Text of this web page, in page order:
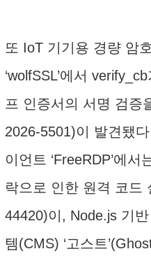
또 IoT 기기용 경량 암
‘wolfSSL’에서
프 인증서의 서명 검증
2026-5501)이 발견됐
이언트 ‘FreeRDP’에
락으로 인한 원격 코드
44420)이, Node.js 기
템(CMS) ‘고스트